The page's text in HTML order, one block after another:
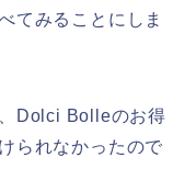
てみることにしま
Dolci Bolleのお得
られなかったので